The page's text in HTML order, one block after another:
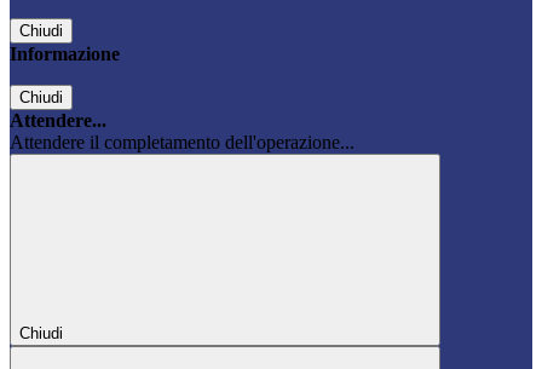
Chiudi
Informazione
Chiudi
Attendere...
Attendere il completamento dell'operazione...
Chiudi